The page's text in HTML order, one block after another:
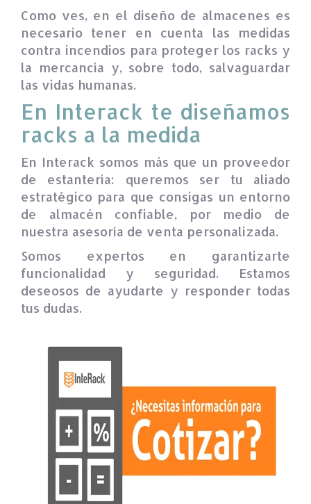
Como ves, en el diseño de almacenes es
necesario tener en cuenta las medidas
contra incendios para proteger los racks y
la mercancía y, sobre todo, salvaguardar
las vidas humanas.
En Interack te diseñamos
racks a la medida
En Interack somos más que un proveedor
de estantería: queremos ser tu aliado
estratégico para que consigas un entorno
de almacén confiable, por medio de
nuestra asesoría de venta personalizada.
Somos expertos en garantizarte
funcionalidad y seguridad. Estamos
deseosos de ayudarte y responder todas
tus dudas.